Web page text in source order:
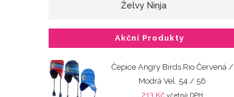
Želvy Ninja
Akční Produkty
Čepice Angry Birds Rio Červená /
Modrá Vel. 54 / 56
213 Kč včetně DPH